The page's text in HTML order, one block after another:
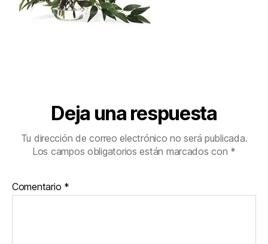
Deja una respuesta
Tu dirección de correo electrónico no será publicada.
Los campos obligatorios están marcados con *
Comentario *